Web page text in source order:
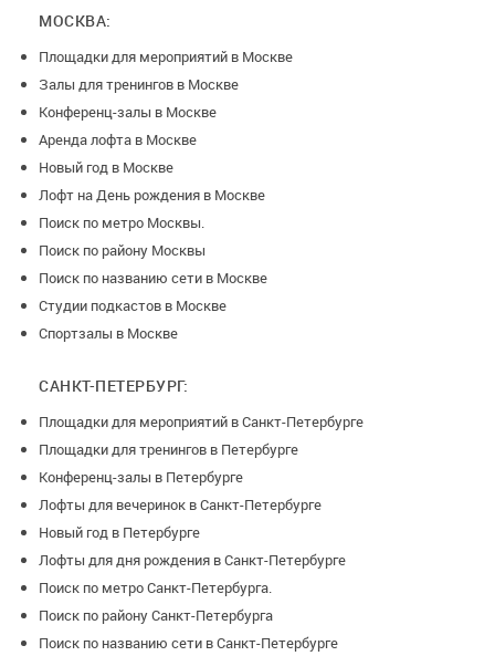
МОСКВА:
Площадки для мероприятий в Москве
Залы для тренингов в Москве
Конференц-залы в Москве
Аренда лофта в Москве
Новый год в Москве
Лофт на День рождения в Москве
Поиск по метро Москвы.
Поиск по району Москвы
Поиск по названию сети в Москве
Студии подкастов в Москве
Спортзалы в Москве
САНКТ-ПЕТЕРБУРГ:
Площадки для мероприятий в Санкт-Петербурге
Площадки для тренингов в Петербурге
Конференц-залы в Петербурге
Лофты для вечеринок в Санкт-Петербурге
Новый год в Петербурге
Лофты для дня рождения в Санкт-Петербурге
Поиск по метро Санкт-Петербурга.
Поиск по району Санкт-Петербурга
Поиск по названию сети в Санкт-Петербурге